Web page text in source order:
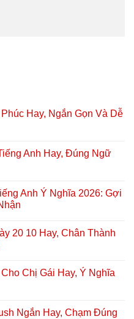
Hay, Ngắn Gọn Và Dễ
Anh Hay, Đúng Ngữ
Anh Ý Nghĩa 2026: Gợi
20 10 Hay, Chân Thành
Chị Gái Hay, Ý Nghĩa
Ngắn Hay, Chạm Đúng